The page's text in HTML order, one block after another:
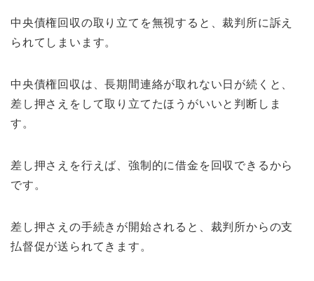
中央債権回収の取り立てを無視すると、裁判所に訴え
られてしまいます。
中央債権回収は、長期間連絡が取れない日が続くと、
差し押さえをして取り立てたほうがいいと判断しま
す。
差し押さえを行えば、強制的に借金を回収できるから
です。
差し押さえの手続きが開始されると、裁判所からの支
払督促が送られてきます。